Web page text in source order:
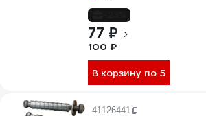
77 ₽
100 ₽
В корзину по 5
41126441